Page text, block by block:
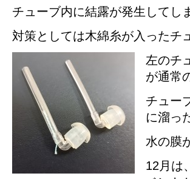
チューブ内に結露が発生してし
対策としては木綿糸が入ったチ
左のチ
が通常
チュー
に溜っ
水の膜
12月は